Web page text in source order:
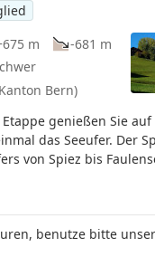
m
-681 m
Bern)
genießen Sie auf
das Seeufer. Der
von Spiez bis
Sie genießen
den See und haben
140 Meter lange
über der
benutze bitte